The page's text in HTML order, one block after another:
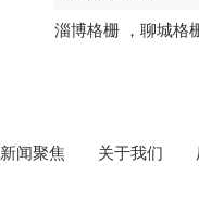
淄博格栅 ， 聊城格
新闻聚焦 关于我们